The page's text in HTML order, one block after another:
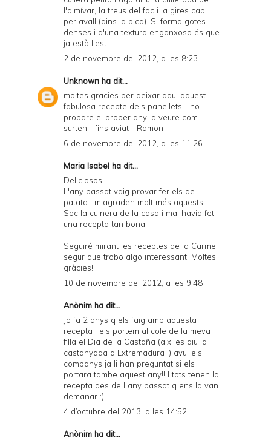
l'almívar, la treus del foc i la gires cap
per avall (dins la pica). Si forma gotes
denses i d'una textura enganxosa és que
ja està llest.
2 de novembre del 2012, a les 8:23
Unknown ha dit...
moltes gracies per deixar aqui aquest
fabulosa recepte dels panellets - ho
probare el proper any, a veure com
surten - fins aviat - Ramon
6 de novembre del 2012, a les 11:26
Maria Isabel ha dit...
Deliciosos!
L'any passat vaig provar fer els de
patata i m'agraden molt més aquests!
Soc la cuinera de la casa i mai havia fet
una recepta tan bona.
Seguiré mirant les receptes de la Carme,
segur que trobo algo interessant. Moltes
gràcies!
10 de novembre del 2012, a les 9:48
Anònim ha dit...
Jo fa 2 anys q els faig amb aquesta
recepta i els portem al cole de la meva
filla el Dia de la Castaña (aixi es diu la
castanyada a Extremadura ;) avui els
companys ja li han preguntat si els
portara tambe aquest any!! I tots tenen la
recepta des de l any passat q ens la van
demanar :)
4 d’octubre del 2013, a les 14:52
Anònim ha dit...